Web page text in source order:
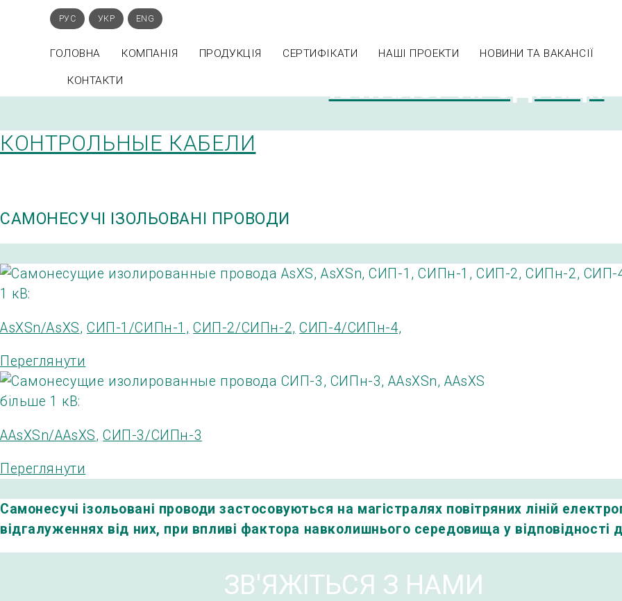
РУС УКР ENG
ГОЛОВНА КОМПАНІЯ ПРОДУКЦІЯ СЕРТИФІКАТИ НАШІ ПРОЕКТИ НОВИНИ ТА ВАКАНСІЇ
КОНТАКТИ КАТАЛОГ ПРОДУКЦІЇ
КОНТРОЛЬНЫЕ КАБЕЛИ
САМОНЕСУЧІ ІЗОЛЬОВАНІ ПРОВОДИ
1 кВ:
AsXSn/AsXS, СИП-1/СИПн-1, СИП-2/СИПн-2, СИП-4/СИПн-4,
Переглянути
більше 1 кВ:
AAsXSn/AAsXS,СИП-3/СИПн-3
Переглянути
Самонесучі ізольовані проводи застосовуються на магістралях повітряних ліній
відгалуженнях від них, при впливі фактора навколишнього середовища у відповідності
ЗВ'ЯЖІТЬСЯ З НАМИ